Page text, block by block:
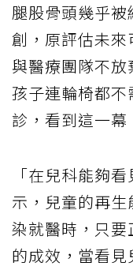
腿股骨頭幾乎
創，原評估未
與醫療團隊不放
孩子連輪椅都
診，看到這一幕
「在兒科能夠
示，兒童的再
染就醫時，只
的成效，當看